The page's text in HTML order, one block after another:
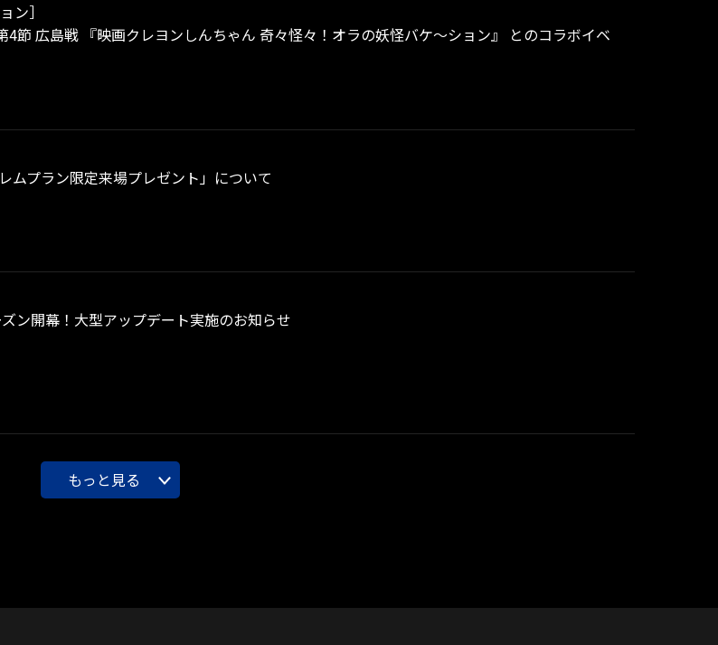
ン］
節 広島戦 『映画クレヨンしんちゃん 奇々怪々！オラの妖怪バケ～ション』 とのコラボイベ
ムプラン限定来場プレゼント」について
ン開幕！大型アップデート実施のお知らせ
もっと見る